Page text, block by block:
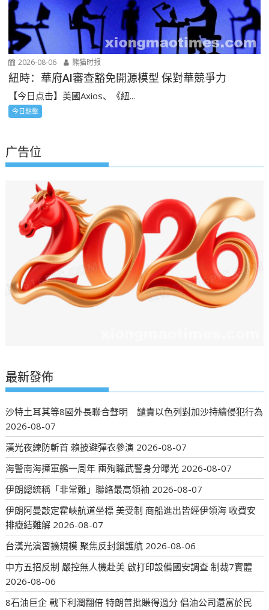
2026-08-06 熊猫时报
紐時：華府AI審查豁免開源模型 保對華競爭力
【今日点击】美國Axios、《紐...
今日點擊
广告位
最新發佈
沙特土耳其等8國外長聯合聲明 譴責以色列對加沙持續侵犯行為
2026-08-07
漢光夜練防斬首 賴披避彈衣參演 2026-08-07
海警南海撞軍艦一周年 兩殉職武警身分曝光 2026-08-07
伊朗總統稱「非常難」聯絡最高領袖 2026-08-07
伊朗阿曼敲定霍峽航道坐標 美受制 商船進出皆經伊領海 收費安
排癥結難解 2026-08-07
台漢光演習擴規模 聚焦反封鎖護航 2026-08-06
中方五招反制 嚴控無人機赴美 啟打印設備國安調查 制裁7實體
2026-08-06
8石油巨企 戰下利潤翻倍 特朗普批賺得過分 倡油公司還富於民